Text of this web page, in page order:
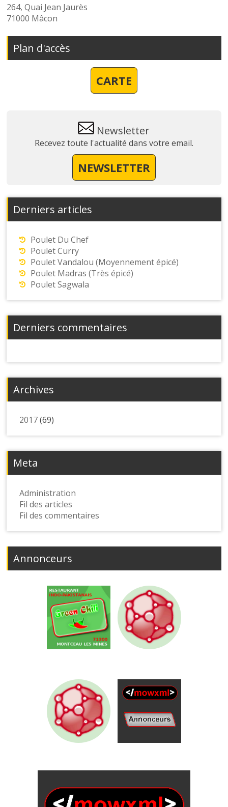
264, Quai Jean Jaurès
71000 Mâcon
Plan d'accès
CARTE
Newsletter
Recevez toute l'actualité dans votre email.
NEWSLETTER
Derniers articles
Poulet Du Chef
Poulet Curry
Poulet Vandalou (Moyennement épicé)
Poulet Madras (Très épicé)
Poulet Sagwala
Derniers commentaires
Archives
2017(69)
Meta
Administration
Fil des articles
Fil des commentaires
Annonceurs